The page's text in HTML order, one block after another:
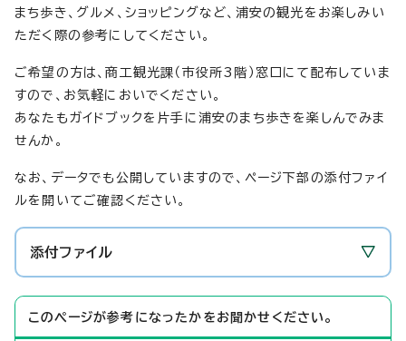
まち歩き、グルメ、ショッピングなど、浦安の観光をお楽しみい
ただく際の参考にしてください。
ご希望の方は、商工観光課（市役所3階）窓口にて配布していま
すので、お気軽においでください。
あなたもガイドブックを片手に浦安のまち歩きを楽しんでみま
せんか。
なお、データでも公開していますので、ページ下部の添付ファイ
ルを開いてご確認ください。
添付ファイル
このページが参考になったかをお聞かせください。